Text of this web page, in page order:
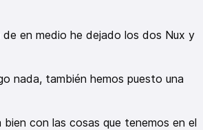
de en medio he dejado los dos Nux y
nada, también hemos puesto una
con las cosas que tenemos en el